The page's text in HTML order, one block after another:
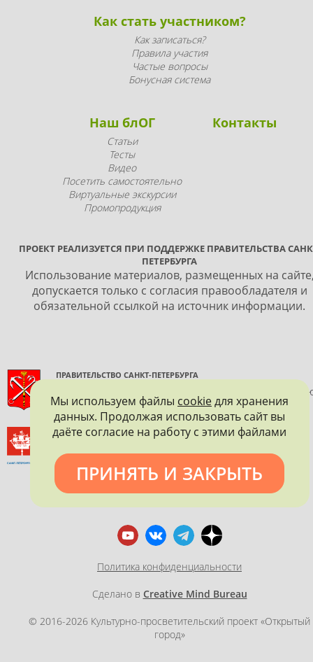
Как стать участником?
Как записаться?
Правила участия
Частые вопросы
Бонусная система
Наш блОГ
Статьи
Тесты
Видео
Посетить самостоятельно
Виртуальные экскурсии
Промопродукция
Контакты
ПРОЕКТ РЕАЛИЗУЕТСЯ ПРИ ПОДДЕРЖКЕ ПРАВИТЕЛЬСТВА
ПЕТЕРБУРГА
Использование материалов, размещенных на
допускается только с согласия правообладателя и
обязательной ссылкой на источник информации.
ПРАВИТЕЛЬСТВО САНКТ-ПЕТЕРБУРГА
КОМИТЕТ ПО ГОСУДАРСТВЕННОМУ КОНТРОЛЮ,
И ОХРАНЕ ПАМЯТНИКОВ ИСТОРИИ И КУЛЬТУРЫ
ВСЕРОССИЙСКОЕ ОБЩЕСТВО ОХРАНЫ ПАМЯТНИКОВ
Политика конфиденциальности
Сделано в Creative Mind Bureau
© 2016-2026 Культурно-просветительский проект «Открытый
город»
Мы используем файлы cookieдля хранения
данных. Продолжая использовать сайт вы
даёте согласие на работу с этими файлами
ПРИНЯТЬ И ЗАКРЫТЬ